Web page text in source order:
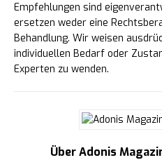
Empfehlungen sind
ersetzen weder eine
Behandlung. Wir weisen
individuellen Bedarf oder
Experten zu wenden.
Über Adonis